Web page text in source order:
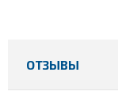
ОТЗЫВЫ